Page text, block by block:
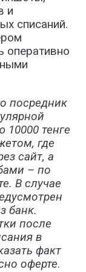
и
списаний.
оперативно
посредник
10000 тенге
где
сайт, а
– по
е. В случае
банк.
после
в
факт
оферте.